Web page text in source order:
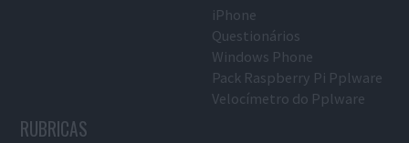
iPhone
Questionários
Windows Phone
Pack Raspberry Pi Pplware
Velocímetro do Pplware
RUBRICAS